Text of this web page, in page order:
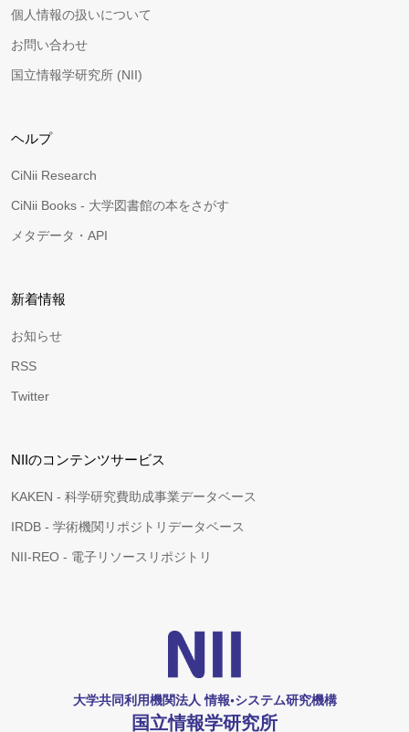
個人情報の扱いについて
お問い合わせ
国立情報学研究所 (NII)
ヘルプ
CiNii Research
CiNii Books - 大学図書館の本をさがす
メタデータ・API
新着情報
お知らせ
RSS
Twitter
NIIのコンテンツサービス
KAKEN - 科学研究費助成事業データベース
IRDB - 学術機関リポジトリデータベース
NII-REO - 電子リソースリポジトリ
大学共同利用機関法人 情報•システム研究機構
国立情報学研究所